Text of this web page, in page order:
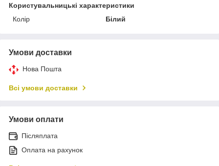
Користувальницькі характеристики
Колір
Білий
Умови доставки
Нова Пошта
Всі умови доставки
Умови оплати
Післяплата
Оплата на рахунок